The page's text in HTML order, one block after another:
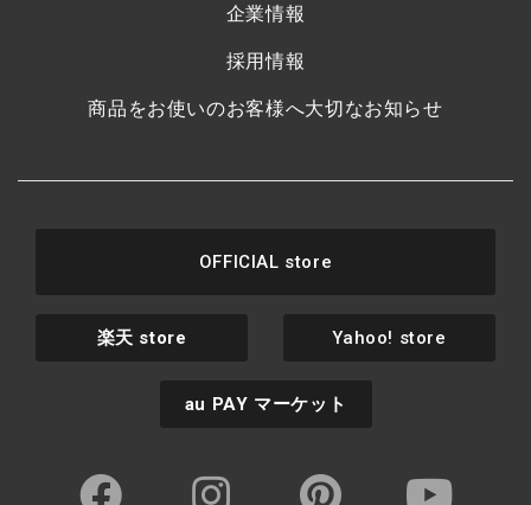
企業情報
採用情報
商品をお使いのお客様へ大切なお知らせ
OFFICIAL store
楽天 store Yahoo! store
au PAY マーケット